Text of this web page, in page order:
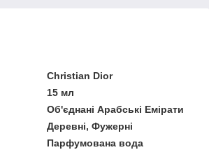
Christian Dior
15 мл
Об'єднані Арабські Емірати
Деревні, Фужерні
Парфумована вода